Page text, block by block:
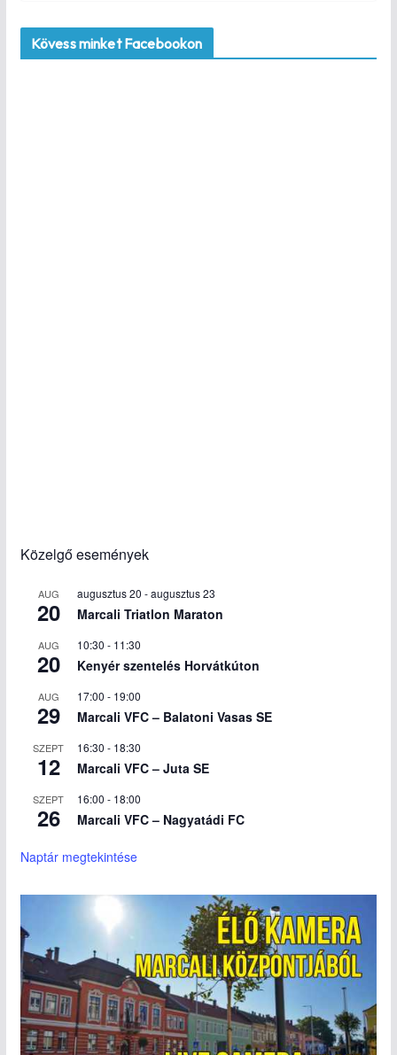
Kövess minket Facebookon
Közelgő események
AUG
20
augusztus 20 -augusztus 23
Marcali Triatlon Maraton
AUG
20
10:30 - 11:30
Kenyér szentelés Horvátkúton
AUG
29
17:00 - 19:00
Marcali VFC – Balatoni Vasas SE
SZEPT
12
16:30 - 18:30
Marcali VFC – Juta SE
SZEPT
26
16:00 - 18:00
Marcali VFC – Nagyatádi FC
Naptár megtekintése